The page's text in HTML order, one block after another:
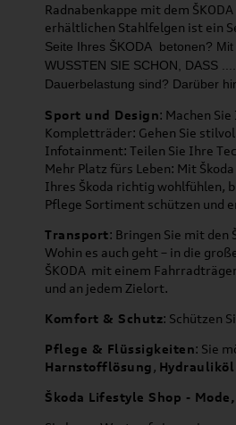
Radnabenkappe mit dem
erhältlichen Stahlfelgen ist ein
Seite Ihres ŠKODA betonen?
WUSSTEN SIE SCHON, DASS ...
Dauer­ belastung sind? Darüber
Sport und Design: Machen
Kompletträder: Gehen Sie
Infotainment: Teilen Sie Ihre
Mehr Platz fürs Leben: Mit
Ihres Škoda richtig wohlfühlen,
Pflege Sortiment schützen und
Transport: Bringen Sie mit den
Wohin es auch geht – in die
ŠKODA mit einem
und an jedem Zielort.
Komfort & Schutz: Schützen
Pflege & Flüssigkeiten: Sie
Harnstofflösung, Hydrauliköl
Škoda Lifestyle Shop -